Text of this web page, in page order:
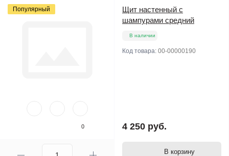
Популярный
0
Щит настенный с
шампурами средний
В наличии
Код товара: 00-00000190
4 250 руб.
В корзину